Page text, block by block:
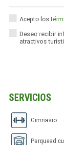
Acepto los
Deseo recibir
atractivos
SERVICIOS
Gimnasio
Parquead